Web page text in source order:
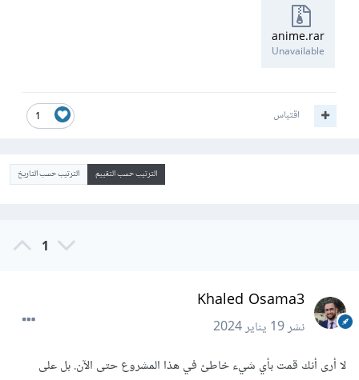
anime.rar
Unavailable
1 اقتباس
الترتيب حسب التقييم الترتيب حسب التاريخ
1
Khaled Osama3
نشر19 يناير 2024
لا أرى أنك قمت بأي شيء خاطئ في هذا المشروع حتى الآن. بل على